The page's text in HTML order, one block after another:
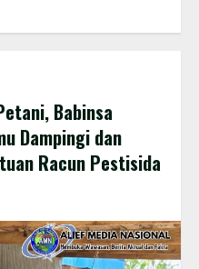
Babinsa
Dampingi dan
Racun Pestisida